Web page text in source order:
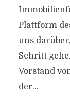
Plattform
uns
Schritt
Vorstand
der...